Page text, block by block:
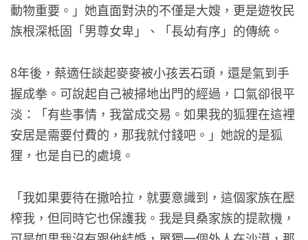
動物重要。」她直面對決的不僅是大嫂，更是遊牧民
族根深柢固「男尊女卑」、「長幼有序」的傳統。
8年後，蔡適任談起麥麥被小孩丟石頭，還是氣到手
握成拳。可說起自己被掃地出門的經過，口氣卻很平
淡：「有些事情，我當成交易。如果我的狐狸在這裡
安居是需要付費的，那我就付錢吧。」她說的是狐
狸，也是自已的處境。
「我如果要待在撒哈拉，就要意識到，這個家族在壓
榨我，但同時它也保護我。我是貝桑家族的提款機，